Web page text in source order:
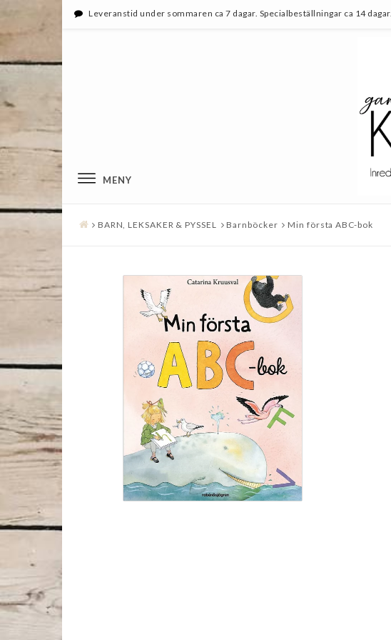
Leveranstid under sommaren ca 7 dagar. Specialbeställningar ca 14 dagar.
MENY
BARN, LEKSAKER & PYSSEL Barnböcker Min första ABC-bok